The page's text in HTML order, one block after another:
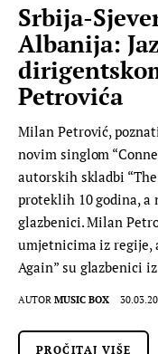
FILM
MUSIC
Srbija-
Albanija:
Petrovića
Milan Petrović,
novim singlom
autorskih skladbi
proteklih 10 godina,
glazbenici. Milan
umjetnicima iz regije,
Again” su glazbenici
AUTOR MUSIC BOX
PROČITAJ VIŠE